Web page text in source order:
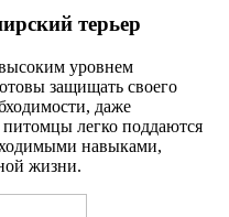
терьер
уровнем
защищать своего
даже
легко поддаются
навыками,
жизни.